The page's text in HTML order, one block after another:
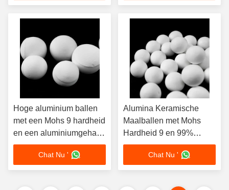
slijpwerkzaamheden
corrosiebestendigheid
Hoge aluminium ballen
met een Mohs 9 hardheid
en een aluminiumgehalte
van 92% voor
aanpasbare
slijpmiddelen
Chat Nu '
Alumina Keramische
Maalballen met Mohs
Hardheid 9 en 99%
Aluminiumoxidegehalte
voor Uitstekende
Corrosiebestendigheid
Chat Nu '